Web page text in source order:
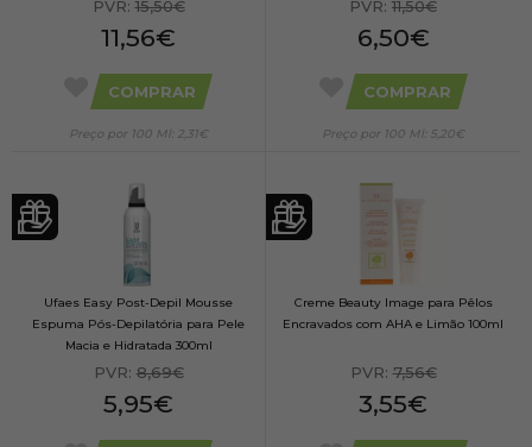
PVR:15,50€
11,56€
COMPRAR
Preço por 100 Ml: 2,31€
PVR: 11,50€
6,50€
COMPRAR
Preço por 100 Ml: 5,20€
Ufaes Easy Post-Depil Mousse
Espuma Pós-Depilatória para Pele
Macia e Hidratada 300ml
PVR:8,69€
5,95€
Creme Beauty Image para Pêlos
Encravados com AHA e Limão 100ml
PVR:7,56€
3,55€